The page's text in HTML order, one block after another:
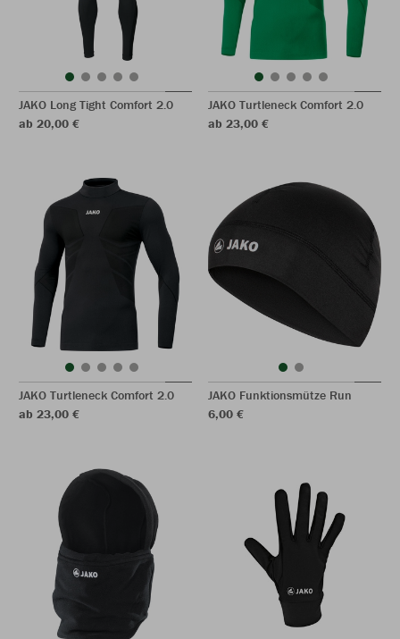
JAKO Long Tight Comfort 2.0
ab 20,00 €
JAKO Turtleneck Comfort 2.0
ab 23,00 €
JAKO Turtleneck Comfort 2.0
ab 23,00 €
JAKO Funktionsmütze Run
6,00 €